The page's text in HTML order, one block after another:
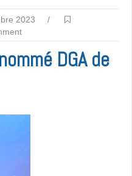
2023
/
DGA de